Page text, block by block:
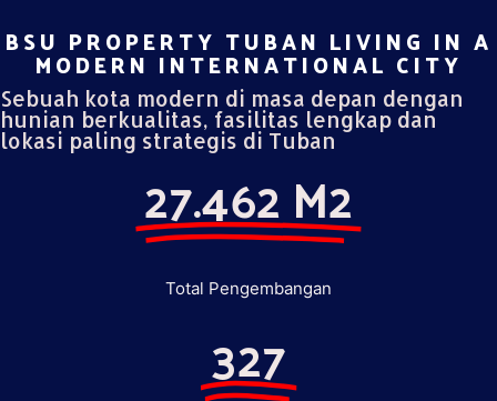
BSU PROPERTY TUBAN LIVING IN A
MODERN INTERNATIONAL CITY​
Sebuah kota modern di masa depan dengan
hunian berkualitas, fasilitas lengkap dan
lokasi paling strategis di Tuban
27.462 M2
Total Pengembangan
327